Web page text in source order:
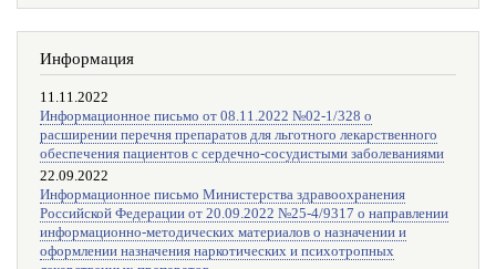
Информация
11.11.2022
Информационное письмо от 08.11.2022 №02-1/328 о
расширении перечня препаратов для льготного лекарственного
обеспечения пациентов с сердечно-сосудистыми заболеваниями
22.09.2022
Информационное письмо Министерства здравоохранения
Российской Федерации от 20.09.2022 №25-4/9317 о направлении
информационно-методических материалов о назначении и
оформлении назначения наркотических и психотропных